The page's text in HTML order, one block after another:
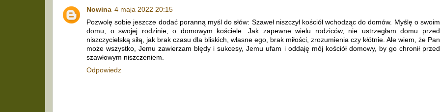
Nowina 4 maja 2022 20:15
Pozwolę sobie jeszcze dodać poranną myśl do słów: Szaweł niszczył kościół wchodząc do domów. Myślę o swoim
domu, o swojej rodzinie, o domowym kościele. Jak zapewne wielu rodziców, nie ustrzegłam domu przed
niszczycielską siłą, jak brak czasu dla bliskich, własne ego, brak miłości, zrozumienia czy kłótnie. Ale wiem, że Pan
może wszystko, Jemu zawierzam błędy i sukcesy, Jemu ufam i oddaję mój kościół domowy, by go chronił przed
szawłowym niszczeniem.
Odpowiedz